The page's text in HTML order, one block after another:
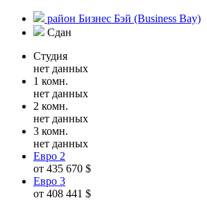
район Бизнес Бэй (Business Bay)
Сдан
Студия
нет данных
1 комн.
нет данных
2 комн.
нет данных
3 комн.
нет данных
Евро 2
от 435 670 $
Евро 3
от 408 441 $